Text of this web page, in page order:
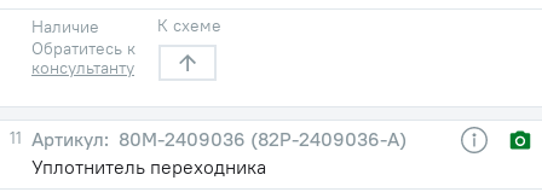
Наличие
Обратитесь к
консультанту
К схеме
11
80М-2409036 (82Р-2409036-А)
Уплотнитель переходника